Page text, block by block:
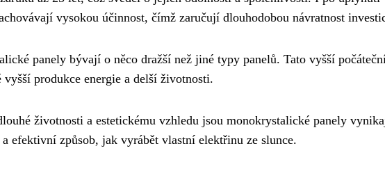
vysokou účinnost, čímž zaručují dlouhodobou návratnost
panely bývají o něco dražší než jiné typy panelů. Tato vyšší
produkce energie a delší životnosti.
životnosti a estetickému vzhledu jsou monokrystalické panely
efektivní způsob, jak vyrábět vlastní elektřinu ze slunce.